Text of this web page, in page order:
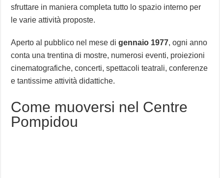
sfruttare in maniera completa tutto lo spazio interno per
le varie attività proposte.
Aperto al pubblico nel mese digennaio 1977, ogni anno
conta una trentina di mostre, numerosi eventi, proiezioni
cinematografiche, concerti, spettacoli teatrali, conferenze
e tantissime attività didattiche.
Come muoversi nel Centre
Pompidou